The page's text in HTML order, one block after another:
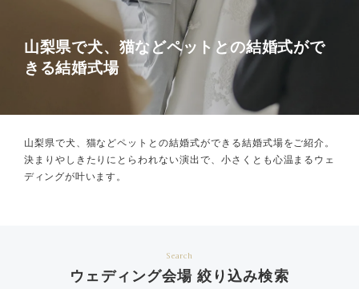
山梨県で犬、猫などペットとの結婚式がで
きる結婚式場
山梨県で犬、猫などペットとの結婚式ができる結婚式場をご紹介。
決まりやしきたりにとらわれない演出で、小さくとも心温まるウェ
ディングが叶います。
Search
ウェディング会場 絞り込み検索